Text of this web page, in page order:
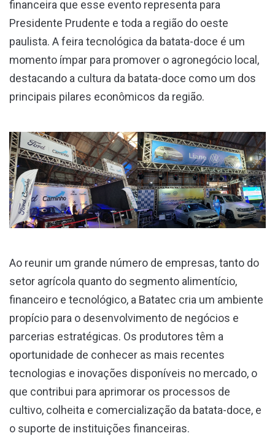
financeira que esse evento representa para
Presidente Prudente e toda a região do oeste
paulista. A feira tecnológica da batata-doce é um
momento ímpar para promover o agronegócio local,
destacando a cultura da batata-doce como um dos
principais pilares econômicos da região.
Ao reunir um grande número de empresas, tanto do
setor agrícola quanto do segmento alimentício,
financeiro e tecnológico, a Batatec cria um ambiente
propício para o desenvolvimento de negócios e
parcerias estratégicas. Os produtores têm a
oportunidade de conhecer as mais recentes
tecnologias e inovações disponíveis no mercado, o
que contribui para aprimorar os processos de
cultivo, colheita e comercialização da batata-doce, e
o suporte de instituições financeiras.